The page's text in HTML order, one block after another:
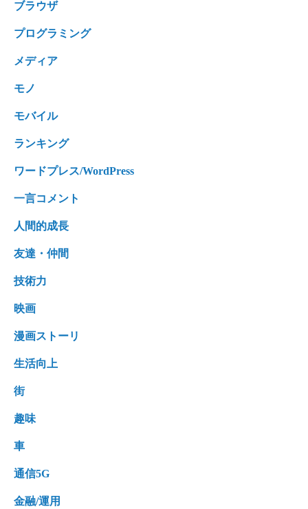
ブラウザ
プログラミング
メディア
モノ
モバイル
ランキング
ワードプレス/WordPress
一言コメント
人間的成長
友達・仲間
技術力
映画
漫画ストーリ
生活向上
街
趣味
車
通信5G
金融/運用